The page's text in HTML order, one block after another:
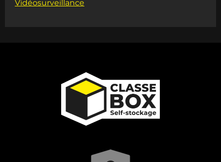
Vidéosurveillance